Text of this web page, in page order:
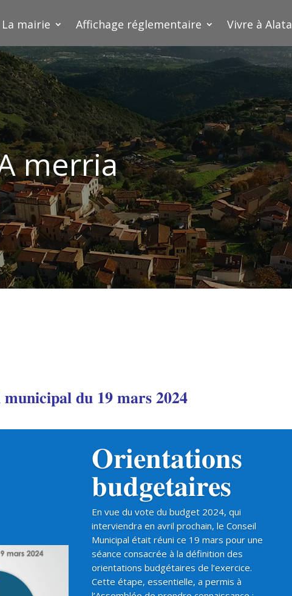
La mairie Affichage réglementaire Vivre à Alata
merria
𝐦𝐮𝐧𝐢𝐜𝐢𝐩𝐚𝐥 𝐝𝐮 𝟏𝟗 𝐦𝐚𝐫𝐬 𝟐𝟎𝟐𝟒
𝐎𝐫𝐢𝐞𝐧𝐭𝐚𝐭𝐢𝐨𝐧𝐬
𝐛𝐮𝐝𝐠𝐞𝐭𝐚𝐢𝐫𝐞𝐬
En vue du vote du budget 2024, qui
interviendra en avril prochain, le Conseil
Municipal était réuni ce 19 mars pour une
séance consacrée à la définition des
orientations budgétaires de l’exercice.
Cette étape, essentielle, a permis à